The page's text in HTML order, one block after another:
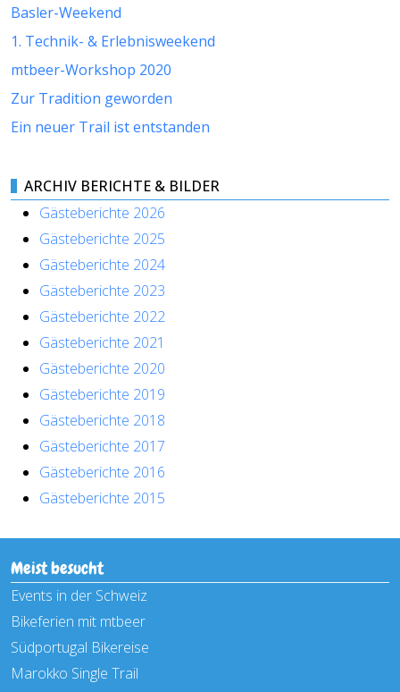
Basler-Weekend
1. Technik- & Erlebnisweekend
mtbeer-Workshop 2020
Zur Tradition geworden
Ein neuer Trail ist entstanden
ARCHIV BERICHTE & BILDER
Gästeberichte 2026
Gästeberichte 2025
Gästeberichte 2024
Gästeberichte 2023
Gästeberichte 2022
Gästeberichte 2021
Gästeberichte 2020
Gästeberichte 2019
Gästeberichte 2018
Gästeberichte 2017
Gästeberichte 2016
Gästeberichte 2015
Meist besucht
Events in der Schweiz
Bikeferien mit mtbeer
Südportugal Bikereise
Marokko Single Trail